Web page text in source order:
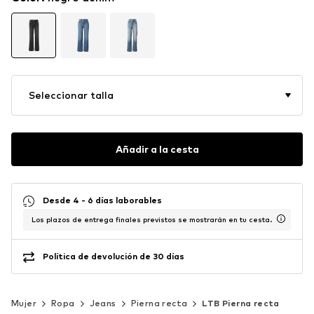
Seleccionar talla
Añadir a la cesta
Desde 4 - 6 días laborables
Los plazos de entrega finales previstos se mostrarán en tu cesta.
Política de devolución de 30 días
Mujer Ropa Jeans Pierna recta LTB Pierna recta